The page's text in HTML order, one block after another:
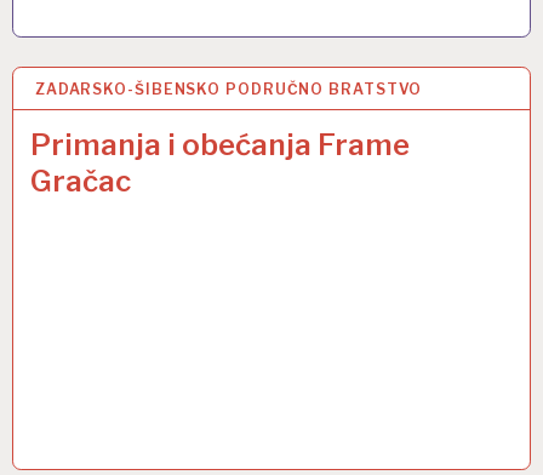
ZADARSKO-ŠIBENSKO PODRUČNO BRATSTVO
Primanja i obećanja Frame
Gračac
1 LIP 2017